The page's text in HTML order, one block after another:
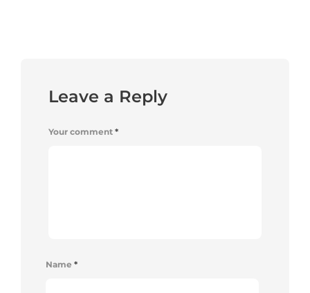
Leave a Reply
Your comment *
Name *